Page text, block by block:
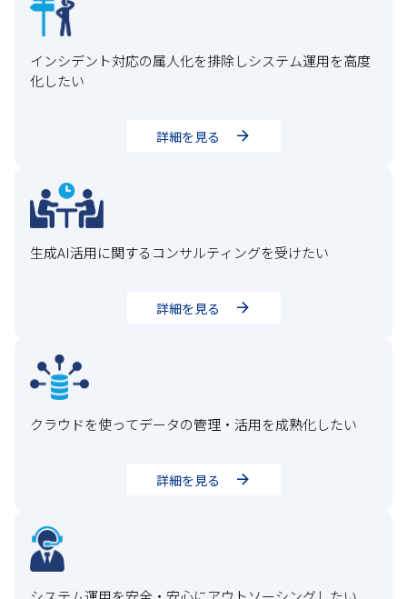
インシデント対応の属人化を排除しシステム運用を高度
化したい
詳細を見る
生成AI活用に関するコンサルティングを受けたい
詳細を見る
クラウドを使ってデータの管理・活用を成熟化したい
詳細を見る